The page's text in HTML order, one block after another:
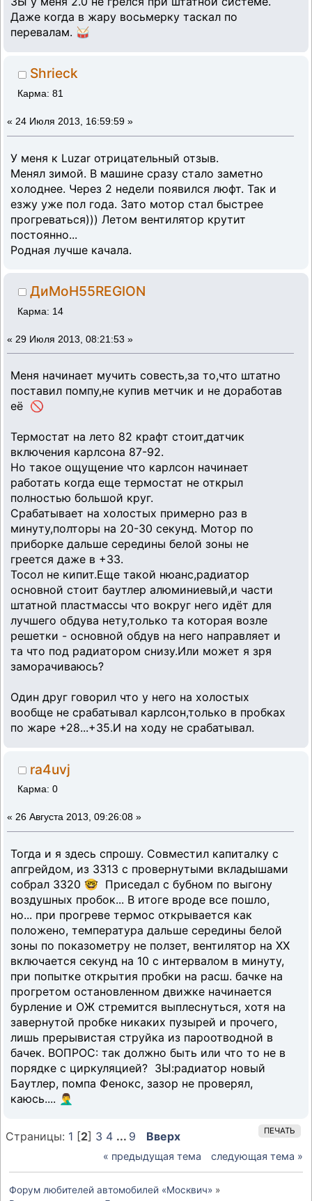
Даже когда в жару восьмерку таскал по
перевалам. 🥁
Shrieck
Карма: 81
« 24 Июля 2013, 16:59:59 »
У меня к Luzar отрицательный отзыв.
Менял зимой. В машине сразу стало заметно
холоднее. Через 2 недели появился люфт. Так и
езжу уже пол года. Зато мотор стал быстрее
прогреваться))) Летом вентилятор крутит
постоянно...
Родная лучше качала.
ДиМоН55REGION
Карма: 14
« 29 Июля 2013, 08:21:53 »
Меня начинает мучить совесть,за то,что штатно
поставил помпу,не купив метчик и не доработав
её 🚫
Термостат на лето 82 крафт стоит,датчик
включения карлсона 87-92.
Но такое ощущение что карлсон начинает
работать когда еще термостат не открыл
полностью большой круг.
Срабатывает на холостых примерно раз в
минуту,полторы на 20-30 секунд. Мотор по
приборке дальше середины белой зоны не
греется даже в +33.
Тосол не кипит.Еще такой нюанс,радиатор
основной стоит баутлер алюминиевый,и части
штатной пластмассы что вокруг него идёт для
лучшего обдува нету,только та которая возле
решетки - основной обдув на него направляет и
та что под радиатором снизу.Или может я зря
заморачиваюсь?
Один друг говорил что у него на холостых
вообще не срабатывал карлсон,только в пробках
по жаре +28...+35.И на ходу не срабатывал.
ra4uvj
Карма: 0
« 26 Августа 2013, 09:26:08 »
Тогда и я здесь спрошу. Совместил капиталку с
апгрейдом, из 3313 с провернутыми вкладышами
собрал 3320 🤓 Приседал с бубном по выгону
воздушных пробок... В итоге вроде все пошло,
но... при прогреве термос открывается как
положено, температура дальше середины белой
зоны по показометру не ползет, вентилятор на ХХ
включается секунд на 10 с интервалом в минуту,
при попытке открытия пробки на расш. бачке на
прогретом остановленном движке начинается
бурление и ОЖ стремится выплеснуться, хотя на
завернутой пробке никаких пузырей и прочего,
лишь прерывистая струйка из пароотводной в
бачек. ВОПРОС: так должно быть или что то не в
порядке с циркуляцией? ЗЫ:радиатор новый
Баутлер, помпа Фенокс, зазор не проверял,
каюсь.... 🤦‍♂️
ПЕЧАТЬ
Страницы: 1 [2] 3 4 ... 9 Вверх
« предыдущая тема следующая тема »
Форум любителей автомобилей «Москвич» »